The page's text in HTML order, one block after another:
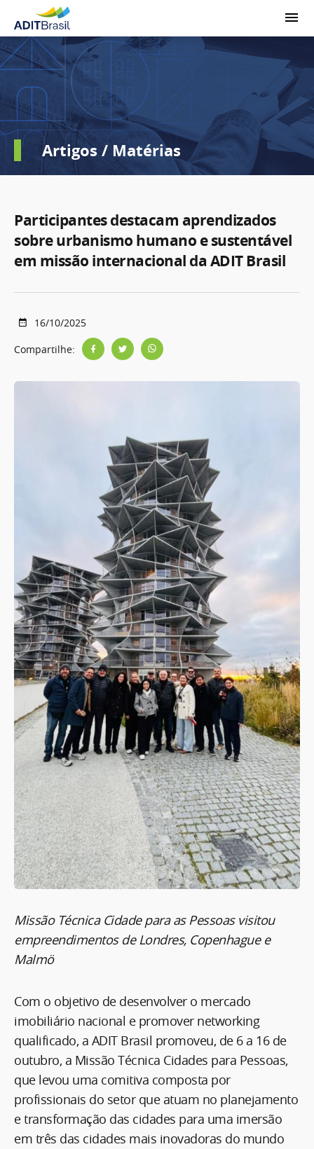
Artigos / Matérias
Participantes destacam aprendizados
sobre urbanismo humano e sustentável
em missão internacional da ADIT Brasil
16/10/2025
Compartilhe:
Missão Técnica Cidade para as Pessoas visitou
empreendimentos de Londres, Copenhague e
Malmö
Com o objetivo de desenvolver o mercado
imobiliário nacional e promover networking
qualificado, a ADIT Brasil promoveu, de 6 a 16 de
outubro, a Missão Técnica Cidades para Pessoas,
que levou uma comitiva composta por
profissionais do setor que atuam no planejamento
e transformação das cidades para uma imersão
em três das cidades mais inovadoras do mundo